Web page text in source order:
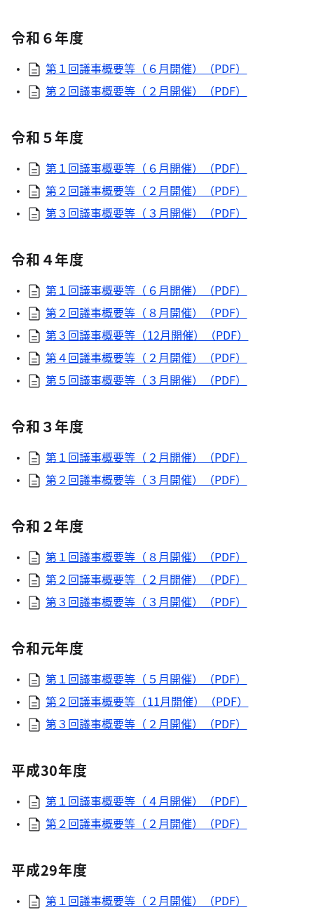
令和６年度
第１回議事概要等（６月開催）（PDF）
第２回議事概要等（２月開催）（PDF）
令和５年度
第１回議事概要等（６月開催）（PDF）
第２回議事概要等（２月開催）（PDF）
第３回議事概要等（３月開催）（PDF）
令和４年度
第１回議事概要等（６月開催）（PDF）
第２回議事概要等（８月開催）（PDF）
第３回議事概要等（12月開催）（PDF）
第４回議事概要等（２月開催）（PDF）
第５回議事概要等（３月開催）（PDF）
令和３年度
第１回議事概要等（２月開催）（PDF）
第２回議事概要等（３月開催）（PDF）
令和２年度
第１回議事概要等（８月開催）（PDF）
第２回議事概要等（２月開催）（PDF）
第３回議事概要等（３月開催）（PDF）
令和元年度
第１回議事概要等（５月開催）（PDF）
第２回議事概要等（11月開催）（PDF）
第３回議事概要等（２月開催）（PDF）
平成30年度
第１回議事概要等（４月開催）（PDF）
第２回議事概要等（２月開催）（PDF）
平成29年度
第１回議事概要等（２月開催）（PDF）